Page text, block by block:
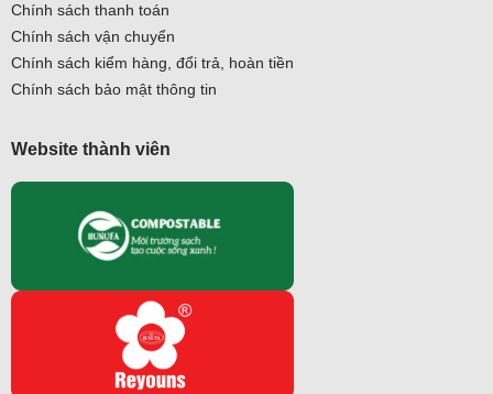
Chính sách thanh toán
Chính sách vận chuyển
Chính sách kiểm hàng, đổi trả, hoàn tiền
Chính sách bảo mật thông tin
Website thành viên